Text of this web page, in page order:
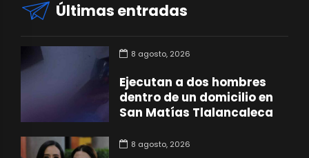
Últimas entradas
8 agosto, 2026
Ejecutan a dos hombres
dentro de un domicilio en
San Matías Tlalancaleca
8 agosto, 2026